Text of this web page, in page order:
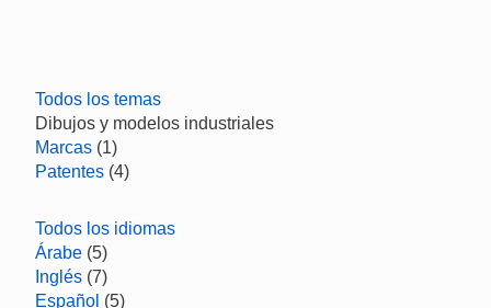
Todos los temas
Dibujos y modelos industriales
Marcas (1)
Patentes (4)
Todos los idiomas
Árabe (5)
Inglés (7)
Español (5)